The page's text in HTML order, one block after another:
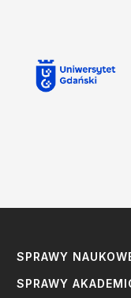
SPRAWY
SPRAWY